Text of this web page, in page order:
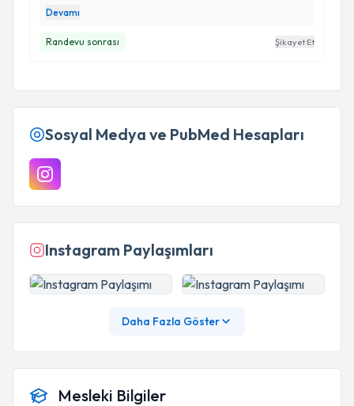
Annemin 22 yıllık omurga hasarını ameliyat etti
Devamı
Randevu sonrası Şikayet Et
Sosyal Medya ve PubMed Hesapları
Instagram Paylaşımları
Daha Fazla Göster
Mesleki Bilgiler